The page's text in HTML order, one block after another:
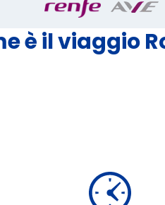
è il viaggio